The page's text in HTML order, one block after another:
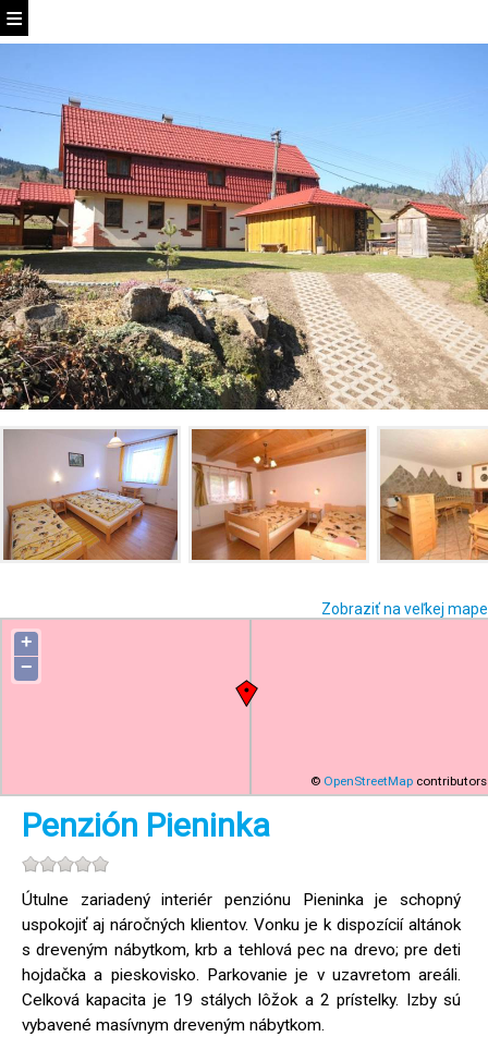
Zobraziť na veľkej mape
+
−
© OpenStreetMap contributors
Penzión Pieninka
Útulne zariadený interiér penziónu Pieninka je schopný
uspokojiť aj náročných klientov. Vonku je k dispozícií altánok
s dreveným nábytkom, krb a tehlová pec na drevo; pre deti
hojdačka a pieskovisko. Parkovanie je v uzavretom areáli.
Celková kapacita je 19 stálych lôžok a 2 prístelky. Izby sú
vybavené masívnym dreveným nábytkom.